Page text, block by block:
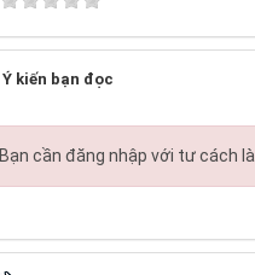
Ý kiến bạn đọc
Bạn cần đăng nhập với tư cách là